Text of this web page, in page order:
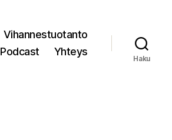
Vihannestuotanto
Podcast Yhteys
Haku